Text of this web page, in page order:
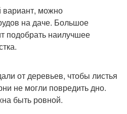
вариант, можно
на даче. Большое
подобрать наилучшее
от деревьев, чтобы листья
не могли повредить дно.
быть ровной.